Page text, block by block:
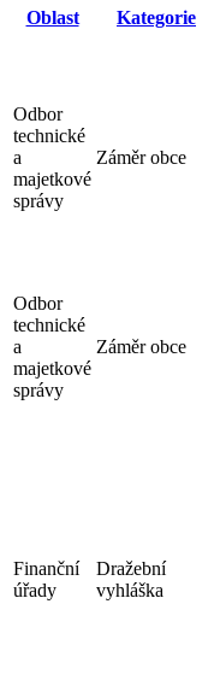
Oblast
Kategorie
Odbor
technické
a
majetkové
správy
Záměr obce
Odbor
technické
a
majetkové
správy
Záměr obce
Finanční
úřady
Dražební
vyhláška